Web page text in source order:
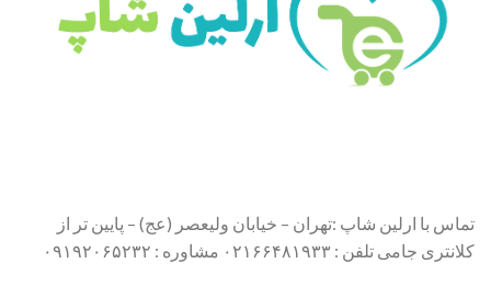
تماس با ارلین شاپ :تهران – خیابان ولیعصر (عج) – پایین تر از
کلانتری جامی تلفن : ۰۲۱۶۶۴۸۱۹۳۳ مشاوره : ۰۹۱۹۲۰۶۵۲۳۲